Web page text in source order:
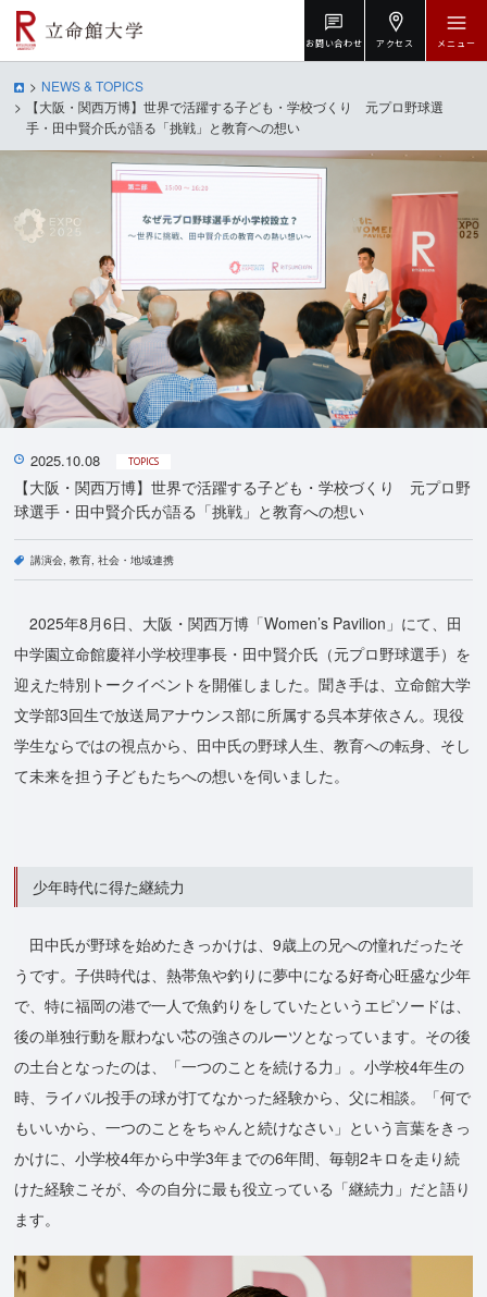
お問い合わせ アクセス メニュー
NEWS & TOPICS
【大阪・関西万博】世界で活躍する子ども・学校づくり 元プロ野球選
手・田中賢介氏が語る「挑戦」と教育への想い
2025.10.08 TOPICS
【大阪・関西万博】世界で活躍する子ども・学校づくり 元プロ野
球選手・田中賢介氏が語る「挑戦」と教育への想い
講演会 教育 社会・地域連携
2025年8月6日、大阪・関西万博「Women’s Pavilion」にて、田
中学園立命館慶祥小学校理事長・田中賢介氏（元プロ野球選手）を
迎えた特別トークイベントを開催しました。聞き手は、立命館大学
文学部3回生で放送局アナウンス部に所属する呉本芽依さん。現役
学生ならではの視点から、田中氏の野球人生、教育への転身、そし
て未来を担う子どもたちへの想いを伺いました。
少年時代に得た継続力
田中氏が野球を始めたきっかけは、9歳上の兄への憧れだったそ
うです。子供時代は、熱帯魚や釣りに夢中になる好奇心旺盛な少年
で、特に福岡の港で一人で魚釣りをしていたというエピソードは、
後の単独行動を厭わない芯の強さのルーツとなっています。その後
の土台となったのは、「一つのことを続ける力」。小学校4年生の
時、ライバル投手の球が打てなかった経験から、父に相談。「何で
もいいから、一つのことをちゃんと続けなさい」という言葉をきっ
かけに、小学校4年から中学3年までの6年間、毎朝2キロを走り続
けた経験こそが、今の自分に最も役立っている「継続力」だと語り
ます。